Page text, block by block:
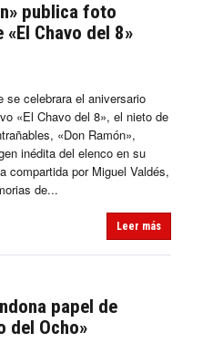
publica foto
Chavo del 8»
se celebrara el aniversario
«El Chavo del 8», el nieto de
«Don Ramón»,
inédita del elenco en su
compartida por Miguel Valdés,
de...
Leer más
papel de
del Ocho»